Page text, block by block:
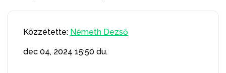
Közzétette: Németh Dezső
dec 04, 2024 15:50 du.